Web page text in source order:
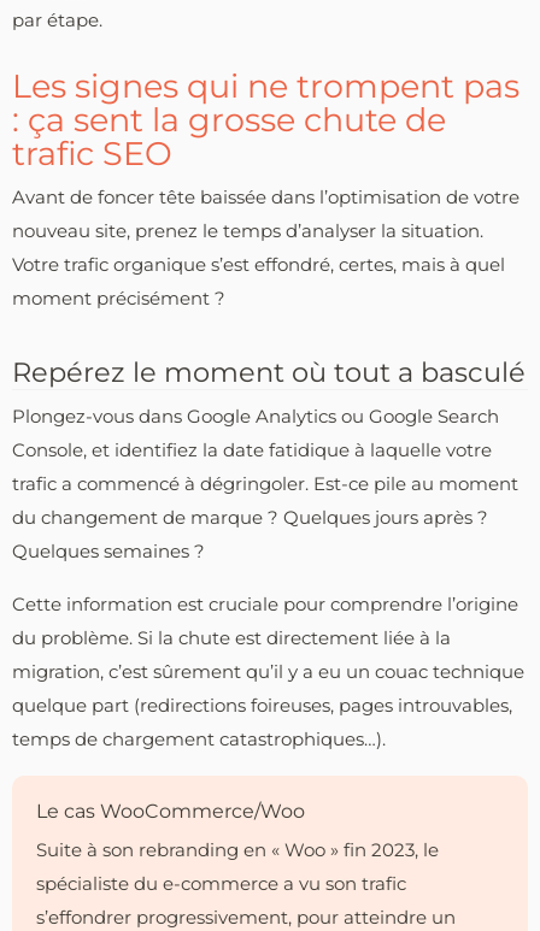
par étape.
Les signes qui ne trompent pas
: ça sent la grosse chute de
trafic SEO
Avant de foncer tête baissée dans l’optimisation de votre
nouveau site, prenez le temps d’analyser la situation.
Votre trafic organique s’est effondré, certes, mais à quel
moment précisément ?
Repérez le moment où tout a basculé
Plongez-vous dans Google Analytics ou Google Search
Console, et identifiez la date fatidique à laquelle votre
trafic a commencé à dégringoler. Est-ce pile au moment
du changement de marque ? Quelques jours après ?
Quelques semaines ?
Cette information est cruciale pour comprendre l’origine
du problème. Si la chute est directement liée à la
migration, c’est sûrement qu’il y a eu un couac technique
quelque part (redirections foireuses, pages introuvables,
temps de chargement catastrophiques…).
Le cas WooCommerce/Woo
Suite à son rebranding en « Woo » fin 2023, le
spécialiste du e-commerce a vu son trafic
s’effondrer progressivement, pour atteindre un